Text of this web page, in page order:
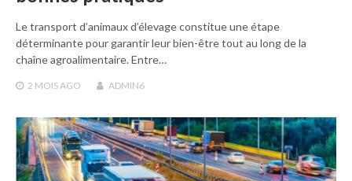
Le transport d’animaux d’élevage constitue une étape
déterminante pour garantir leur bien-être tout au long de la
chaîne agroalimentaire. Entre…
2 MOIS AGO ADMIN6